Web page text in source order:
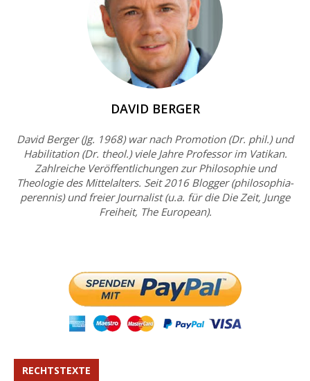
DAVID BERGER
David Berger (Jg. 1968) war nach Promotion (Dr. phil.) und
Habilitation (Dr. theol.) viele Jahre Professor im Vatikan.
Zahlreiche Veröffentlichungen zur Philosophie und
Theologie des Mittelalters. Seit 2016 Blogger (philosophia-
perennis) und freier Journalist (u.a. für die Die Zeit, Junge
Freiheit, The European).
RECHTSTEXTE